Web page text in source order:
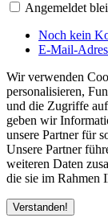
Angemeldet
Noch kein
E-Mail-
Wir verwenden
personalisieren,
und die Zugriffe
geben wir
unsere Partner für
Unsere Partner
weiteren Daten
die sie im Rahmen
Verstanden!